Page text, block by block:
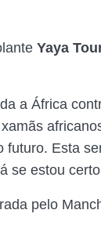
Yaya
a África
futuro. Esta
se estou
pelo